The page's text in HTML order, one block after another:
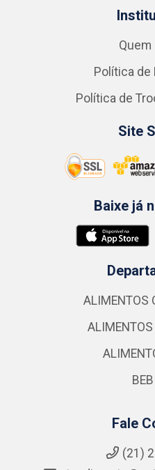
Quem
Política de
Política de
Site
Baixe já
ALIMENTOS
ALIMENTOS
Fale
(21)